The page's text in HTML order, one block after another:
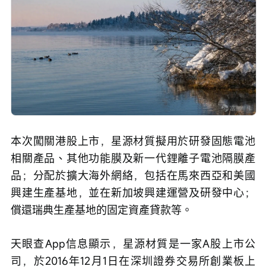
本次闖關港股上市，星源材質擬用於研發固態電池
相關產品、其他功能膜及新一代鋰離子電池隔膜產
品；分配於擴大海外網絡，包括在馬來西亞和美國
興建生產基地，並在新加坡興建運營及研發中心；
償還瑞典生產基地的固定資產貸款等。
天眼查App信息顯示，星源材質是一家A股上市公
司，於2016年12月1日在深圳證券交易所創業板上